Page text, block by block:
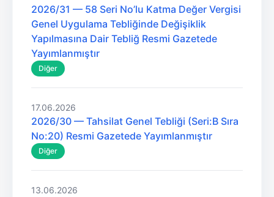
2026/31 — 58 Seri No’lu Katma Değer Vergisi
Genel Uygulama Tebliğinde Değişiklik
Yapılmasına Dair Tebliğ Resmi Gazetede
Yayımlanmıştır
Diğer
17.06.2026
2026/30 — Tahsilat Genel Tebliği (Seri:B Sıra
No:20) Resmi Gazetede Yayımlanmıştır
Diğer
13.06.2026